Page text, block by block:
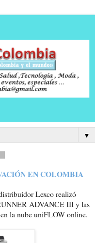
▼
EN COLOMBIA
Lexco realizó
ADVANCE III y las
la nube uniFLOW online.